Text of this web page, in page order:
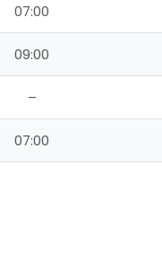
07:00
09:00
–
07:00